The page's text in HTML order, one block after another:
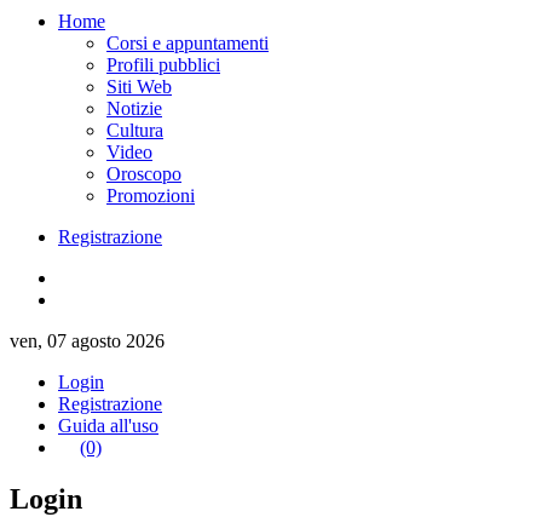
Home
Corsi e appuntamenti
Profili pubblici
Siti Web
Notizie
Cultura
Video
Oroscopo
Promozioni
Registrazione
ven, 07 agosto 2026
Login
Registrazione
Guida all'uso
(0)
Login